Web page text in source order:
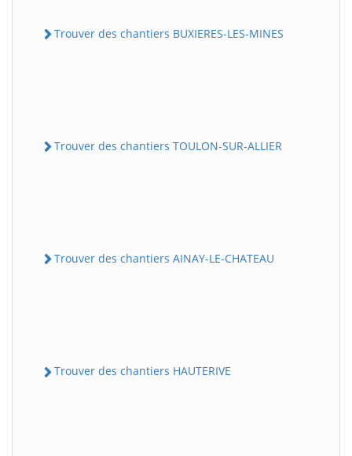
Trouver des chantiers BUXIERES-LES-MINES
Trouver des chantiers TOULON-SUR-ALLIER
Trouver des chantiers AINAY-LE-CHATEAU
Trouver des chantiers HAUTERIVE